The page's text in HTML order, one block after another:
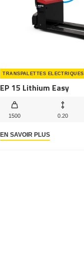
TRANSPALETTES ELECTRIQUES
EP 15 Lithium Easy
1500 0.20
EN SAVOIR PLUS